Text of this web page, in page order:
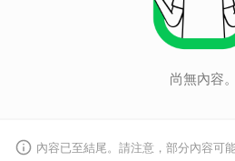
尚無內容。
內容已至結尾。請注意，部分內容可能